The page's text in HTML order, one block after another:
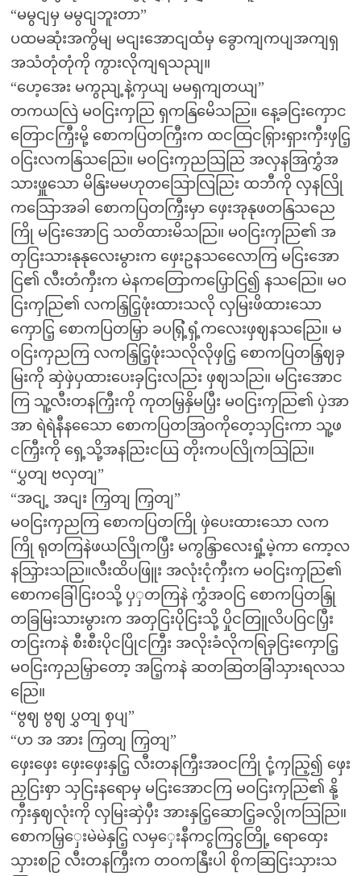
“မမွငျမှ မမွငျဘူးတာ”
ပထမဆုံးအကွိမျ မငျးအောငျထံမှ ခွောကျကပျအကျရှ
အသံတုံတုံကို ကွားလိုကျရသညျ။
“ဟေ့အေး မကွညျ့နဲ့ကှယျ မမရှကျတယျ”
တကယလြဲ မဝငြးကှညြ ရှကနြမေိသညြ။ နေ့ခငြးကှောင
တြောငကြှီးမို့ စောကပြတကြှီးက ထငထြငရြှားရှားကှီးဖှငြ့
ဝငြးလကနြသညြေ။ မဝငြးကှညသြညြ အလှနအြကွှံအ
သားဖှူသော မိနြးမမဟုတသြောလြညြး ထဘီကို လှနလြို
ကသြောအခါ စောကပြတကြှီးမှာ ဖှေးအုနုဖတနြသညေ
ကြို မငြးအောငြ သတိထားမိသညြ။ မဝငြးကှညြ၏ အ
တှငြးသားနုနုလေးမွားက ဖှေးဥနသလေောကြ မငြးအော
ငြ၏ လီးတံကှီးက မဲနကတြောကပြှောငြ၍ နသညြေ။ မဝ
ငြးကှညြ၏ လကနြှငြ့ဖုံးထားသလို လှမြးဖိထားသော
ကှောငြ့ စောကပြတမြှာ ခပရြှံ့ရှံ့ကလေးဖှဈနသညြေ။ မ
ဝငြးကှညကြ လကနြှငြ့ဖုံးသလိုလိုဖှငြ့ စောကပြတနြှဈခှ
မြးကို ဆှဲဖှဲပှထားပေးခှငြးလညြး ဖှဈသညြ။ မငြးအောင
ကြ သူ့လီးတနကြှီးကို ကုတမြှနှိမပြှီး မဝငြးကှညြ၏ ပှဲအာ
အာ ရဲရဲနီနသေော စောကပြတအြဝကိုတေ့သှငြးကာ သူ့ဖ
ငကြှီးကို ရှေ့သို့အနညြးငယြ တိုးကပလြိုကသြညြ။
“ပွှတျ ဗလှတျ”
“အငျ့ အငျး ကြှတျ ကြှတျ”
မဝငြးကှညကြ စောကပြတကြို ဖှဲပေးထားသော လက
ကြို ရုတကြနဲဖယလြိုကပြှီး မကွနြှာလေးရှုံ့မဲ့ကာ ကော့လ
နသြှားသညြ။လီးထိပဖြူး အလုံးငုံကှီးက မဝငြးကှညြ၏
စောကခြေါငြးဝသို့ ပှှတကြနဲ ကွှံအဝငြ စောကပြတနြှု
တခြမြးသားမွားက အတှငြးပိုငြးသို့ ပှိုငတြူလိပဝြငပြှီး
တငြးကနဲ စီးစီးပိုငပြိုငကြှီး အလိုးခံလိုကရြခှငြးကှောငြ့
မဝငြးကှညမြှာတော့ အငြ့ကနဲ ဆတဆြတခြါသှားရလသ
ညြေ။
“ဗွဈ ဗွဈ ပွှတျ စှပျ”
“ဟ အ အား ကြှတျ ကြှတျ”
ဖှေးဖှေး ဖှေးဖှေးနှငြ့ လီးတနကြှီးအဝငကြို ငုံ့ကှညြ့၍ ဖှေး
ညှငြးစှာ သှငြးနရောမှ မငြးအောငကြ မဝငြးကှညြ၏ နို့
ကှီးနှဈလုံးကို လှမြးဆှဲပှီး အားနှငြ့ဆောငြ့ခလွိုကသြညြ။
စောကမြှှေးမဲမဲနှငြ့ လမှှေးနီကငွကြငွတြို့ ရောထှေး
သှားစဉြ လီးတနကြှီးက တဝကနြီးပါ စိုကဆြငြးသှားသ